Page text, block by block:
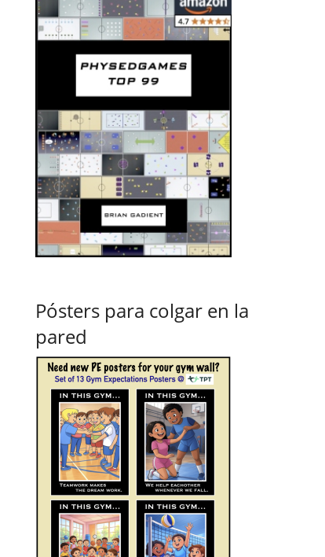
Pósters para colgar en la
pared